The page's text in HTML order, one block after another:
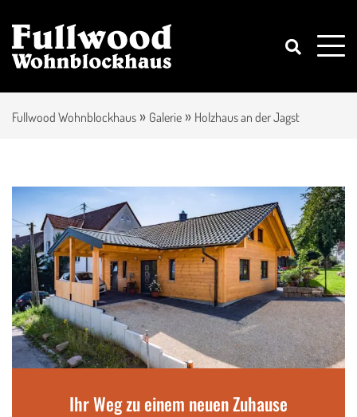
Fullwood Wohnblockhaus » Galerie » Holzhaus an der Jagst
Ihr Weg zu einem neuen Zuhause